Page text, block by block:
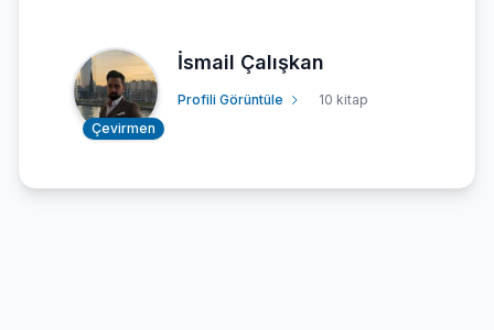
Çevirmen
İsmail Çalışkan
Profili Görüntüle 10 kitap